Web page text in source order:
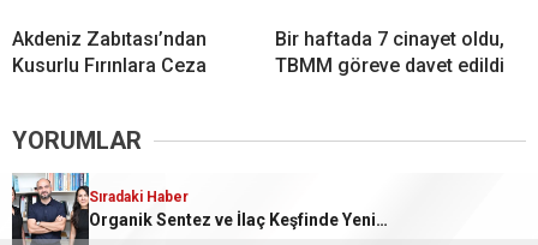
Sıradaki Haber
Yüksek rekolte üzüm fiyatlarını düşürdü
Akdeniz Zabıtası’ndan
Kusurlu Fırınlara Ceza
Bir haftada 7 cinayet oldu,
TBMM göreve davet edildi
YORUMLAR
Bir yanıt yazın
Sıradaki Haber
Organik Sentez ve İlaç Keşfinde Yeni Bir Yöntem Geliştirecek